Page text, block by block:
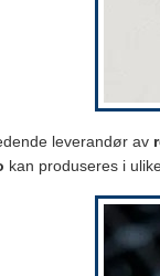
leverandør av
kan produseres i